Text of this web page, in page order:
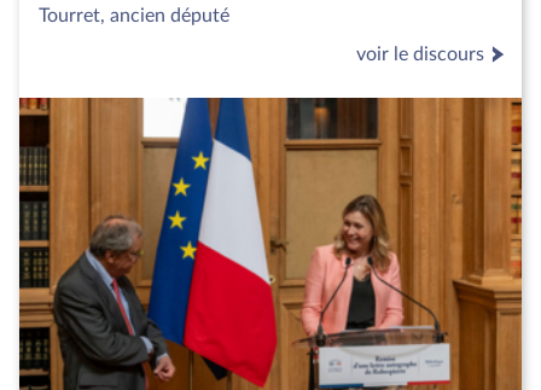
Tourret, ancien député
voir le discours